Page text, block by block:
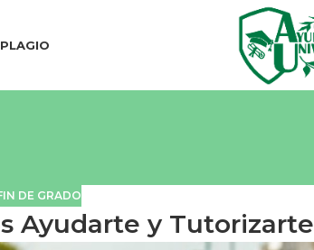
DE GRADO
Ayudarte y Tutorizarte